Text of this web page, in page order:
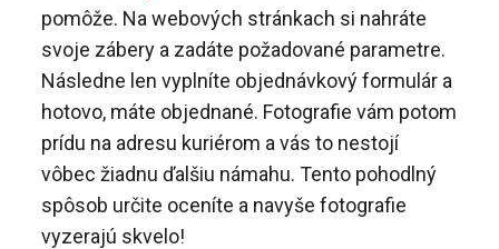
pomôže. Na webových stránkach si nahráte
svoje zábery a zadáte požadované parametre.
Následne len vyplníte objednávkový formulár a
hotovo, máte objednané. Fotografie vám potom
prídu na adresu kuriérom a vás to nestojí
vôbec žiadnu ďalšiu námahu. Tento pohodlný
spôsob určite oceníte a navyše fotografie
vyzerajú skvelo!